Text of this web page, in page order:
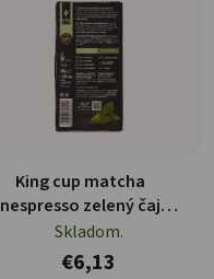
King cup matcha
nespresso zelený čaj
kapsule 10 ks
Skladom.
€6,13